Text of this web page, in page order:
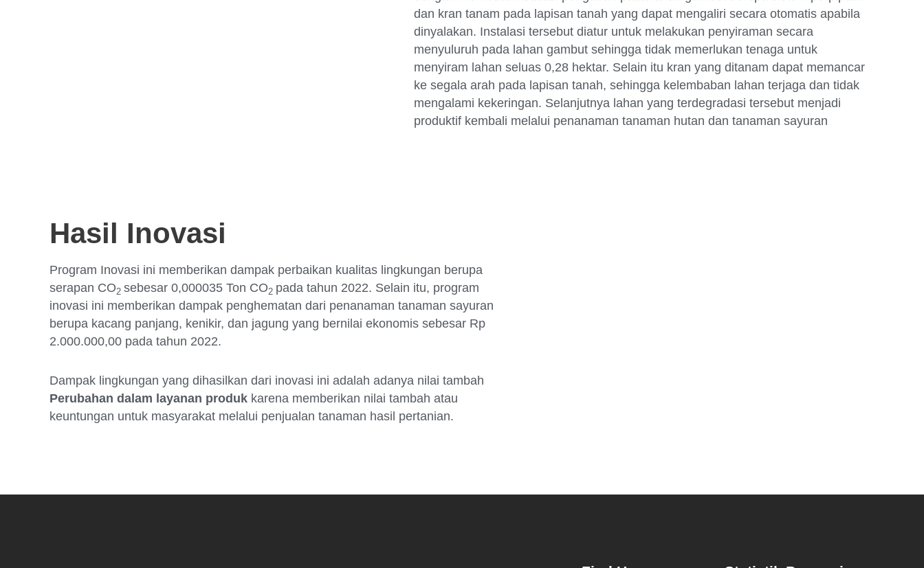
dan kran tanam pada lapisan tanah yang dapat mengaliri secara otomatis apabila
dinyalakan. Instalasi tersebut diatur untuk melakukan penyiraman secara
menyuluruh pada lahan gambut sehingga tidak memerlukan tenaga untuk
menyiram lahan seluas 0,28 hektar. Selain itu kran yang ditanam dapat memancar
ke segala arah pada lapisan tanah, sehingga kelembaban lahan terjaga dan tidak
mengalami kekeringan. Selanjutnya lahan yang terdegradasi tersebut menjadi
produktif kembali melalui penanaman tanaman hutan dan tanaman sayuran
Hasil Inovasi
Program Inovasi ini memberikan dampak perbaikan kualitas lingkungan berupa
serapan CO2 sebesar 0,000035 Ton CO2 pada tahun 2022. Selain itu, program
inovasi ini memberikan dampak penghematan dari penanaman tanaman sayuran
berupa kacang panjang, kenikir, dan jagung yang bernilai ekonomis sebesar Rp
2.000.000,00 pada tahun 2022.
Dampak lingkungan yang dihasilkan dari inovasi ini adalah adanya nilai tambah
Perubahan dalam layanan produk karena memberikan nilai tambah atau
keuntungan untuk masyarakat melalui penjualan tanaman hasil pertanian.